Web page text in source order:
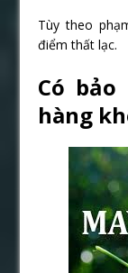
Tùy theo
điểm thất lạc.
Có
hàng